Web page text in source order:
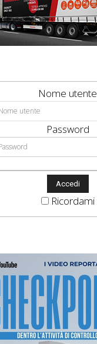
Nome utente
Password
Ricordami